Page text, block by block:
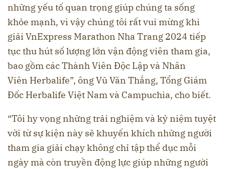
những yếu tố quan trọng giúp chúng ta sống
khỏe mạnh, vì vậy chúng tôi rất vui mừng khi
giải VnExpress Marathon Nha Trang 2024 tiếp
tục thu hút số lượng lớn vận động viên tham gia,
bao gồm các Thành Viên Độc Lập và Nhân
Viên Herbalife”, ông Vũ Văn Thắng, Tổng Giám
Đốc Herbalife Việt Nam và Campuchia, cho biết.
“Tôi hy vọng những trải nghiệm và kỷ niệm tuyệt
vời từ sự kiện này sẽ khuyến khích những người
tham gia giải chạy không chỉ tập thể dục mỗi
ngày mà còn truyền động lực giúp những người